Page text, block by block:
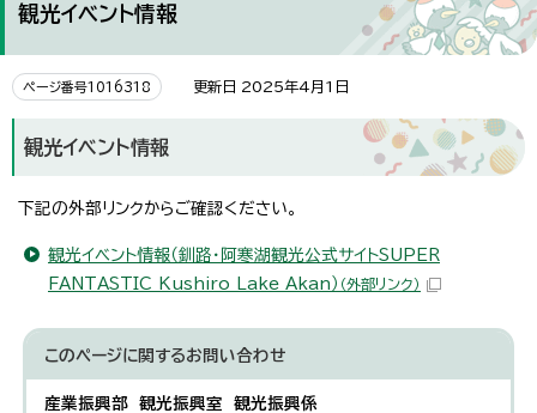
観光イベント情報
ページ番号1016318 更新日 2025年4月1日
観光イベント情報
下記の外部リンクからご確認ください。
観光イベント情報（釧路・阿寒湖観光公式サイトSUPER
FANTASTIC Kushiro Lake Akan） （外部リンク）
このページに関するお問い合わせ
産業振興部 観光振興室 観光振興係